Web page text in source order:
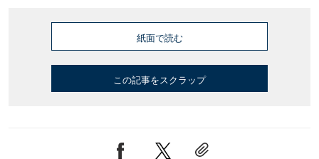
紙面で読む
この記事をスクラップ